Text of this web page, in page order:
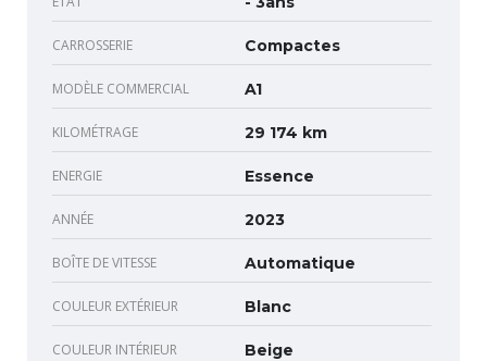
CARROSSERIE Compactes
MODÈLE COMMERCIAL A1
KILOMÉTRAGE 29 174 km
ENERGIE Essence
ANNÉE 2023
BOÎTE DE VITESSE Automatique
COULEUR EXTÉRIEUR Blanc
COULEUR INTÉRIEUR Beige